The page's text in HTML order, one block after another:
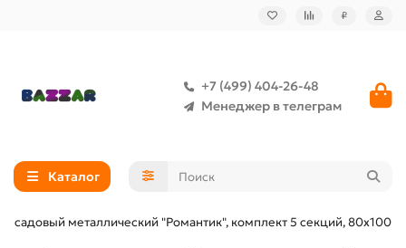
₽
+7 (499) 404-26-48
Менеджер в телеграм
Каталог
садовый металлический "Романтик", комплект 5 секций, 80х100